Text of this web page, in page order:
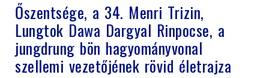
Őszentsége, a 34. Menri Trizin,
Lungtok Dawa Dargyal Rinpocse, a
jungdrung bön hagyományvonal
szellemi vezetőjének rövid életrajza